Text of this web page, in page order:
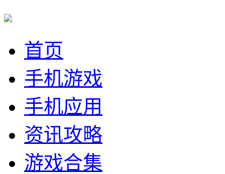
首页
手机游戏
手机应用
资讯攻略
游戏合集